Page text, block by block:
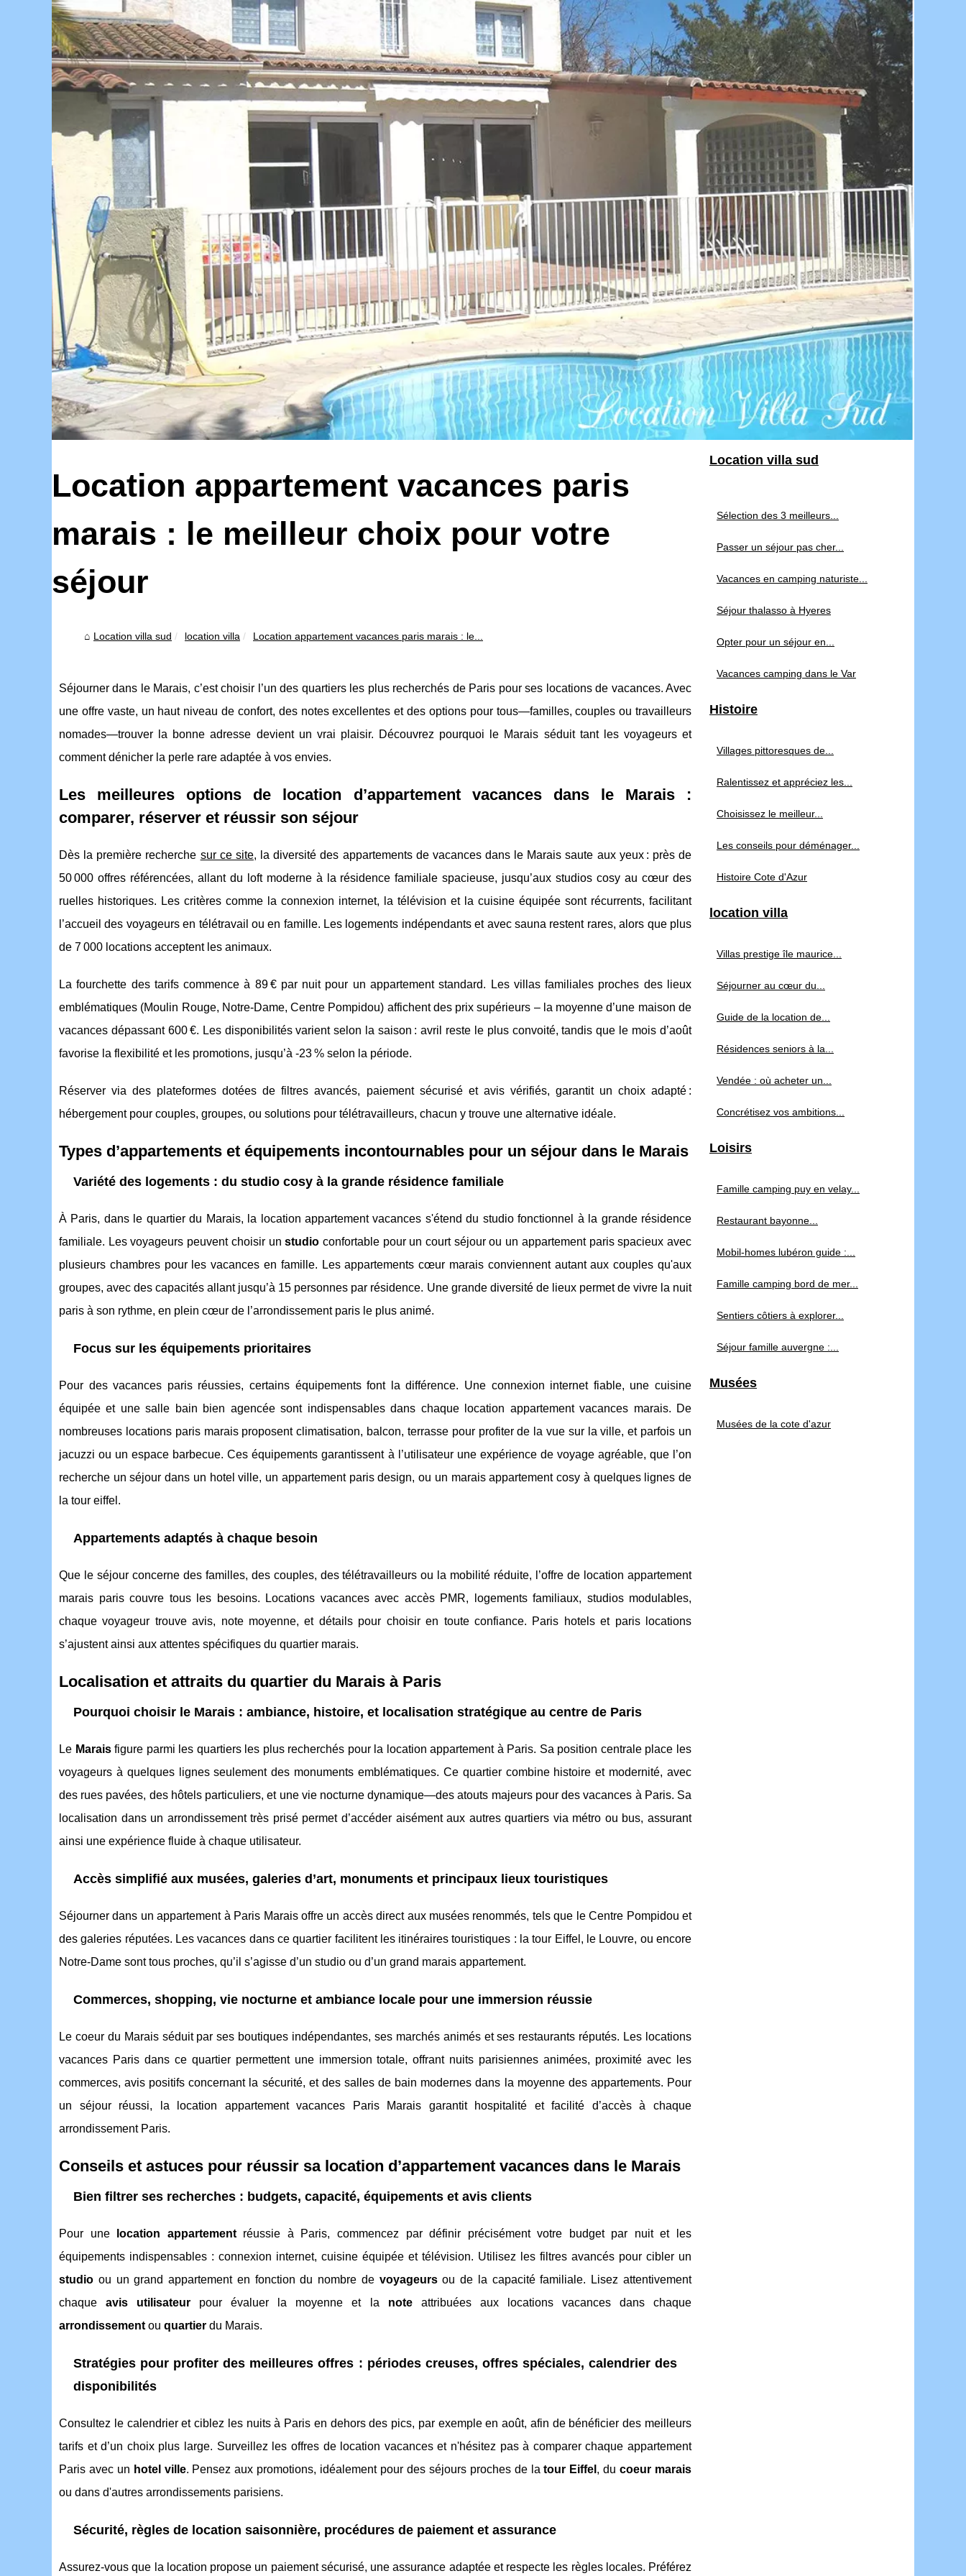
Location appartement vacances paris
marais : le meilleur choix pour votre
séjour
Location villa sud location villa Location appartement vacances paris marais : le...
Séjourner dans le Marais, c’est choisir l’un des quartiers les plus recherchés de Paris pour ses locations de vacances. Avec
une offre vaste, un haut niveau de confort, des notes excellentes et des options pour tous—familles, couples ou travailleurs
nomades—trouver la bonne adresse devient un vrai plaisir. Découvrez pourquoi le Marais séduit tant les voyageurs et
comment dénicher la perle rare adaptée à vos envies.
Les meilleures options de location d’appartement vacances dans le Marais :
comparer, réserver et réussir son séjour
Dès la première recherche sur ce site, la diversité des appartements de vacances dans le Marais saute aux yeux : près de
50 000 offres référencées, allant du loft moderne à la résidence familiale spacieuse, jusqu’aux studios cosy au cœur des
ruelles historiques. Les critères comme la connexion internet, la télévision et la cuisine équipée sont récurrents, facilitant
l’accueil des voyageurs en télétravail ou en famille. Les logements indépendants et avec sauna restent rares, alors que plus
de 7 000 locations acceptent les animaux.
La fourchette des tarifs commence à 89 € par nuit pour un appartement standard. Les villas familiales proches des lieux
emblématiques (Moulin Rouge, Notre-Dame, Centre Pompidou) affichent des prix supérieurs – la moyenne d’une maison de
vacances dépassant 600 €. Les disponibilités varient selon la saison : avril reste le plus convoité, tandis que le mois d’août
favorise la flexibilité et les promotions, jusqu’à -23 % selon la période.
Réserver via des plateformes dotées de filtres avancés, paiement sécurisé et avis vérifiés, garantit un choix adapté :
hébergement pour couples, groupes, ou solutions pour télétravailleurs, chacun y trouve une alternative idéale.
Types d’appartements et équipements incontournables pour un séjour dans le Marais
Variété des logements : du studio cosy à la grande résidence familiale
À Paris, dans le quartier du Marais, la location appartement vacances s'étend du studio fonctionnel à la grande résidence
familiale. Les voyageurs peuvent choisir unstudio confortable pour un court séjour ou un appartement paris spacieux avec
plusieurs chambres pour les vacances en famille. Les appartements cœur marais conviennent autant aux couples qu'aux
groupes, avec des capacités allant jusqu’à 15 personnes par résidence. Une grande diversité de lieux permet de vivre la nuit
paris à son rythme, en plein cœur de l’arrondissement paris le plus animé.
Focus sur les équipements prioritaires
Pour des vacances paris réussies, certains équipements font la différence. Une connexion internet fiable, une cuisine
équipée et une salle bain bien agencée sont indispensables dans chaque location appartement vacances marais. De
nombreuses locations paris marais proposent climatisation, balcon, terrasse pour profiter de la vue sur la ville, et parfois un
jacuzzi ou un espace barbecue. Ces équipements garantissent à l’utilisateur une expérience de voyage agréable, que l’on
recherche un séjour dans un hotel ville, un appartement paris design, ou un marais appartement cosy à quelques lignes de
la tour eiffel.
Appartements adaptés à chaque besoin
Que le séjour concerne des familles, des couples, des télétravailleurs ou la mobilité réduite, l’offre de location appartement
marais paris couvre tous les besoins. Locations vacances avec accès PMR, logements familiaux, studios modulables,
chaque voyageur trouve avis, note moyenne, et détails pour choisir en toute confiance. Paris hotels et paris locations
s’ajustent ainsi aux attentes spécifiques du quartier marais.
Localisation et attraits du quartier du Marais à Paris
Pourquoi choisir le Marais : ambiance, histoire, et localisation stratégique au centre de Paris
Le Maraisfigure parmi les quartiers les plus recherchés pour la location appartement à Paris. Sa position centrale place les
voyageurs à quelques lignes seulement des monuments emblématiques. Ce quartier combine histoire et modernité, avec
des rues pavées, des hôtels particuliers, et une vie nocturne dynamique—des atouts majeurs pour des vacances à Paris. Sa
localisation dans un arrondissement très prisé permet d’accéder aisément aux autres quartiers via métro ou bus, assurant
ainsi une expérience fluide à chaque utilisateur.
Accès simplifié aux musées, galeries d’art, monuments et principaux lieux touristiques
Séjourner dans un appartement à Paris Marais offre un accès direct aux musées renommés, tels que le Centre Pompidou et
des galeries réputées. Les vacances dans ce quartier facilitent les itinéraires touristiques : la tour Eiffel, le Louvre, ou encore
Notre-Dame sont tous proches, qu’il s’agisse d’un studio ou d’un grand marais appartement.
Commerces, shopping, vie nocturne et ambiance locale pour une immersion réussie
Le coeur du Marais séduit par ses boutiques indépendantes, ses marchés animés et ses restaurants réputés. Les locations
vacances Paris dans ce quartier permettent une immersion totale, offrant nuits parisiennes animées, proximité avec les
commerces, avis positifs concernant la sécurité, et des salles de bain modernes dans la moyenne des appartements. Pour
un séjour réussi, la location appartement vacances Paris Marais garantit hospitalité et facilité d’accès à chaque
arrondissement Paris.
Conseils et astuces pour réussir sa location d’appartement vacances dans le Marais
Bien filtrer ses recherches : budgets, capacité, équipements et avis clients
Pour une location appartementréussie à Paris, commencez par définir précisément votre budget par nuit et les
équipements indispensables : connexion internet, cuisine équipée et télévision. Utilisez les filtres avancés pour cibler un
studio ou un grand appartement en fonction du nombre de voyageursou de la capacité familiale. Lisez attentivement
chaqueavis utilisateur pour évaluer la moyenne et la noteattribuées aux locations vacances dans chaque
arrondissement ou quartier du Marais.
Stratégies pour profiter des meilleures offres : périodes creuses, offres spéciales, calendrier des
disponibilités
Consultez le calendrier et ciblez les nuits à Paris en dehors des pics, par exemple en août, afin de bénéficier des meilleurs
tarifs et d’un choix plus large. Surveillez les offres de location vacances et n'hésitez pas à comparer chaque appartement
Paris avec un hotel ville. Pensez aux promotions, idéalement pour des séjours proches de latour Eiffel , ducoeur marais
ou dans d'autres arrondissements parisiens.
Sécurité, règles de location saisonnière, procédures de paiement et assurance
Assurez-vous que la location propose un paiement sécurisé, une assurance adaptée et respecte les règles locales. Préférez
Location villa sud
Sélection des 3 meilleurs...
Passer un séjour pas cher...
Vacances en camping naturiste...
Séjour thalasso à Hyeres
Opter pour un séjour en...
Vacances camping dans le Var
Histoire
Villages pittoresques de...
Ralentissez et appréciez les...
Choisissez le meilleur...
Les conseils pour déménager...
Histoire Cote d'Azur
location villa
Villas prestige île maurice...
Séjourner au cœur du...
Guide de la location de...
Résidences seniors à la...
Vendée : où acheter un...
Concrétisez vos ambitions...
Loisirs
Famille camping puy en velay...
Restaurant bayonne...
Mobil-homes lubéron guide :...
Famille camping bord de mer...
Sentiers côtiers à explorer...
Séjour famille auvergne :...
Musées
Musées de la cote d'azur